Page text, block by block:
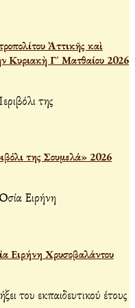
Ἀττικῆς καὶ
Κυριακὴ Γ´ Ματθαίου 2026
της Σουμελά» 2026
Ειρήνη Χρυσοβαλάντου